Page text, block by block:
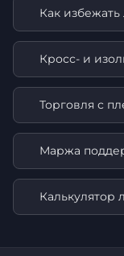
Как
Кросс- и
Торговля с
Маржа
Калькулятор